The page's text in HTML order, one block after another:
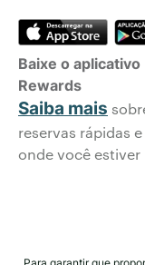
Baixe o aplicativo
Rewards
Saiba mais
reservas rápidas
onde você estiver